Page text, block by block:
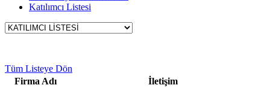
Katılımcı Listesi
Tüm Listeye Dön
Firma Adı
İletişim